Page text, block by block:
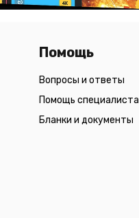
Помощь
Вопросы и ответы
Помощь специалиста
Бланки и документы